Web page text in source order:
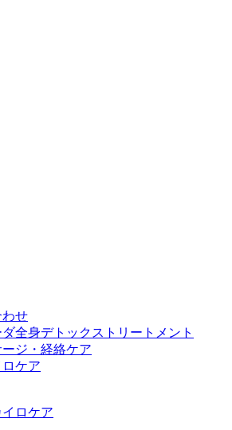
せ
全身デトックストリートメント
ジ・経絡ケア
ケア